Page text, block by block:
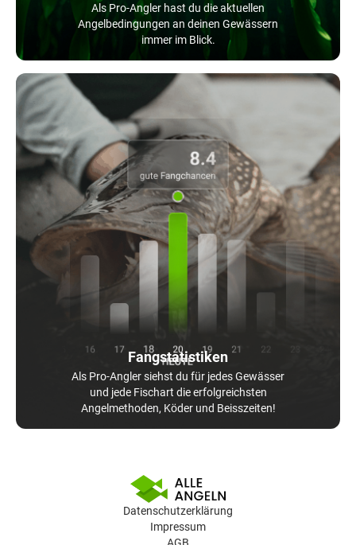
Als Pro-Angler hast du die aktuellen
Angelbedingungen an deinen Gewässern
immer im Blick.
Fangstatistiken
Als Pro-Angler siehst du für jedes Gewässer
und jede Fischart die erfolgreichsten
Angelmethoden, Köder und Beisszeiten!
Datenschutzerklärung
Impressum
AGB